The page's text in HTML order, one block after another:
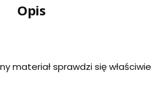
Opis
materiał sprawdzi się właściwie